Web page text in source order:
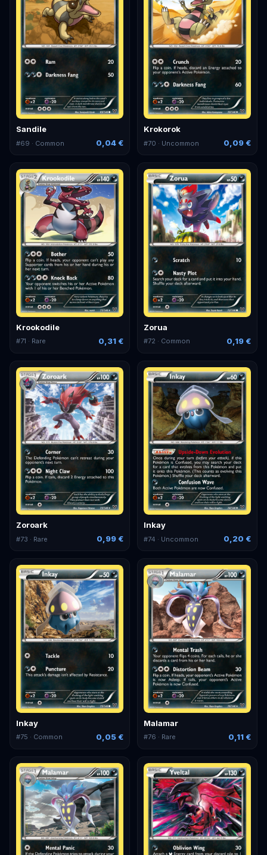
Sandile
#69 · Common 0,04 €
Krokorok
#70 · Uncommon 0,09 €
Krookodile
#71 · Rare 0,31 €
Zorua
#72 · Common 0,19 €
Zoroark
#73 · Rare 0,99 €
Inkay
#74 · Uncommon 0,20 €
Inkay
#75 · Common 0,05 €
Malamar
#76 · Rare 0,11 €